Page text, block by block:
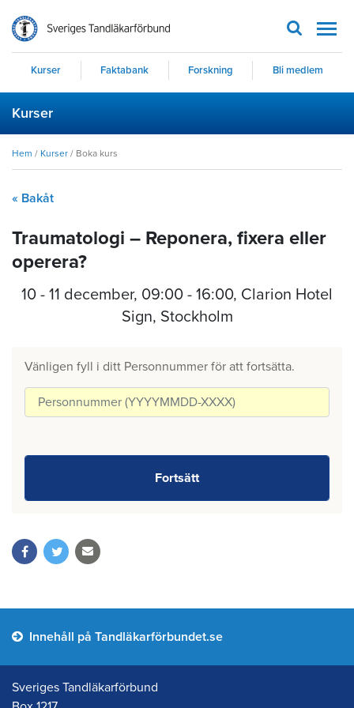
Kurser Faktabank Forskning Bli medlem
Kurser
Hem / Kurser / Boka kurs
« Bakåt
Traumatologi – Reponera, fixera eller
operera?
10 - 11 december, 09:00 - 16:00, Clarion Hotel
Sign, Stockholm
Vänligen fyll i ditt Personnummer för att fortsätta.
Innehåll på Tandläkarförbundet.se
Sveriges Tandläkarförbund